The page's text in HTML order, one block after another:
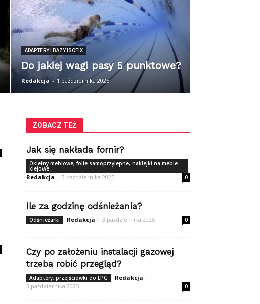
ADAPTERY I BAZY ISOFIX
Do jakiej wagi pasy 5 punktowe?
Redakcja - 1 października 2025
ZOBACZ TEŻ
Jak się nakłada fornir?
Okleiny meblowe, folie samoprzylepne, naklejki na meble
klejowe
Redakcja - 3 października 2025 0
Ile za godzinę odśnieżania?
Odśnieżarki Redakcja - 3 października 2025 0
Czy po założeniu instalacji gazowej
trzeba robić przegląd?
Adaptery, przejściówki do LPG Redakcja -
3 października 2025
0